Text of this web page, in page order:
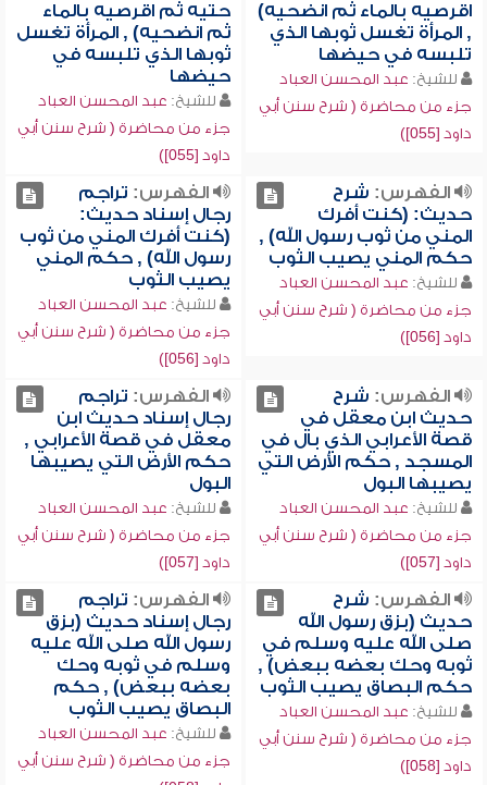
اقرصيه بالماء ثم انضحيه)
, المرأة تغسل ثوبها الذي
تلبسه في حيضها
للشيخ: عبد المحسن العباد
جزء من محاضرة ( شرح سنن أبي
داود [055])
حتيه ثم اقرصيه بالماء
ثم انضحيه) , المرأة تغسل
ثوبها الذي تلبسه في
حيضها
للشيخ: عبد المحسن العباد
جزء من محاضرة ( شرح سنن أبي
داود [055])
الفهرس: شرح
حديث: (كنت أفرك
المني من ثوب رسول الله) ,
حكم المني يصيب الثوب
للشيخ: عبد المحسن العباد
جزء من محاضرة ( شرح سنن أبي
داود [056])
الفهرس: تراجم
رجال إسناد حديث:
(كنت أفرك المني من ثوب
رسول الله) , حكم المني
يصيب الثوب
للشيخ: عبد المحسن العباد
جزء من محاضرة ( شرح سنن أبي
داود [056])
الفهرس: شرح
حديث ابن معقل في
قصة الأعرابي الذي بال في
المسجد , حكم الأرض التي
يصيبها البول
للشيخ: عبد المحسن العباد
جزء من محاضرة ( شرح سنن أبي
داود [057])
الفهرس: تراجم
رجال إسناد حديث ابن
معقل في قصة الأعرابي ,
حكم الأرض التي يصيبها
البول
للشيخ: عبد المحسن العباد
جزء من محاضرة ( شرح سنن أبي
داود [057])
الفهرس: شرح
حديث (بزق رسول الله
صلى الله عليه وسلم في
ثوبه وحك بعضه ببعض) ,
حكم البصاق يصيب الثوب
للشيخ: عبد المحسن العباد
جزء من محاضرة ( شرح سنن أبي
داود [058])
الفهرس: تراجم
رجال إسناد حديث (بزق
رسول الله صلى الله عليه
وسلم في ثوبه وحك
بعضه ببعض) , حكم
البصاق يصيب الثوب
للشيخ: عبد المحسن العباد
جزء من محاضرة ( شرح سنن أبي